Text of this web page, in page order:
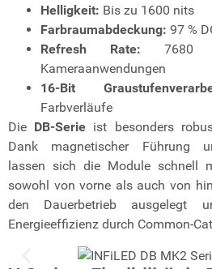
Helligkeit: Bis zu 1600 nits
Farbraumabdeckung: 97 %
Refresh Rate: 7680
Kameraanwendungen
16-Bit
Farbverläufe
Die DB-Serie ist besonders
Dank magnetischer Führung
lassen sich die Module schnell
sowohl von vorne als auch von
den Dauerbetrieb ausgelegt
Energieeffizienz durch Common-